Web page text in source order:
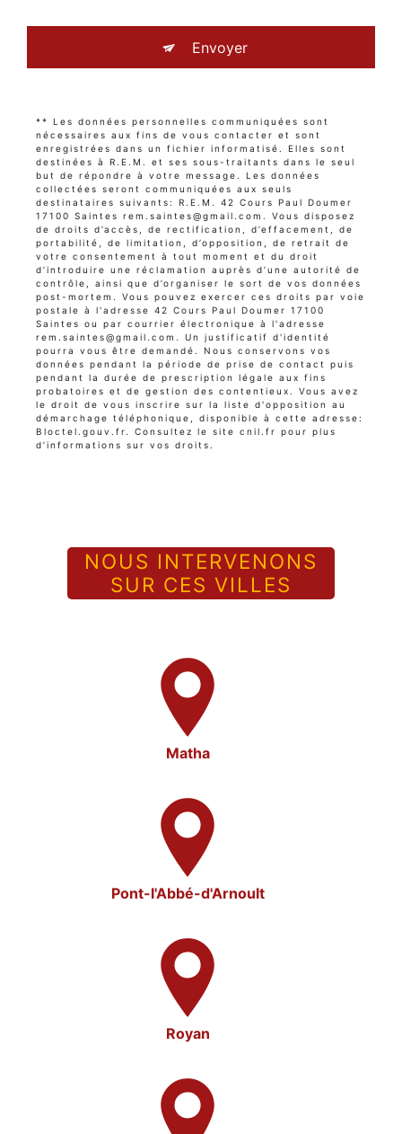
Envoyer
** Les données personnelles communiquées sont
nécessaires aux fins de vous contacter et sont
enregistrées dans un fichier informatisé. Elles sont
destinées à R.E.M. et ses sous-traitants dans le seul
but de répondre à votre message. Les données
collectées seront communiquées aux seuls
destinataires suivants: R.E.M. 42 Cours Paul Doumer
17100 Saintes rem.saintes@gmail.com. Vous disposez
de droits d’accès, de rectification, d’effacement, de
portabilité, de limitation, d’opposition, de retrait de
votre consentement à tout moment et du droit
d’introduire une réclamation auprès d’une autorité de
contrôle, ainsi que d’organiser le sort de vos données
post-mortem. Vous pouvez exercer ces droits par voie
postale à l'adresse 42 Cours Paul Doumer 17100
Saintes ou par courrier électronique à l'adresse
rem.saintes@gmail.com. Un justificatif d'identité
pourra vous être demandé. Nous conservons vos
données pendant la période de prise de contact puis
pendant la durée de prescription légale aux fins
probatoires et de gestion des contentieux. Vous avez
le droit de vous inscrire sur la liste d'opposition au
démarchage téléphonique, disponible à cette adresse:
Bloctel.gouv.fr. Consultez le site cnil.fr pour plus
d’informations sur vos droits.
NOUS INTERVENONS
SUR CES VILLES
Matha
Pont-l'Abbé-d'Arnoult
Royan